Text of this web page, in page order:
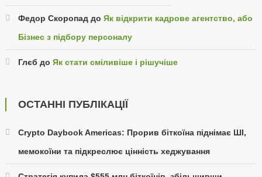
Федор Скоропаддо Як відкрити кадрове агентство, або
Бізнес з підбору персоналу
Глєб до Як стати сміливіше і рішучіше
ОСТАННІ ПУБЛІКАЦІЇ
Crypto Daybook Americas: Прорив біткоїна піднімає ШІ,
мемокоїни та підкреслює цінність хеджування